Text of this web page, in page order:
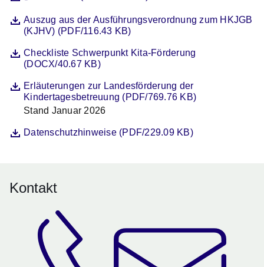
DateiAuszug aus der Ausführungsverordnung zum HKJGB
(KJHV) (PDF/116.43 KB)
Öffnet sich in einem neuen Fenster
DateiCheckliste Schwerpunkt Kita-Förderung
(DOCX/40.67 KB)
Öffnet sich in einem neuen Fenster
DateiErläuterungen zur Landesförderung der
Kindertagesbetreuung (PDF/769.76 KB)
Öffnet sich in einem neuen Fenster
Beschreibung
Stand Januar 2026
DateiDatenschutzhinweise (PDF/229.09 KB)
Öffnet sich in einem neuen Fenster
Kontakt